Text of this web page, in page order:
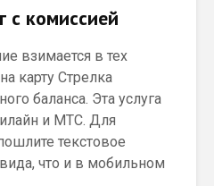
с комиссией
взимается в тех
карту Стрелка
баланса. Эта услуга
и МТС. Для
текстовое
что и в мобильном